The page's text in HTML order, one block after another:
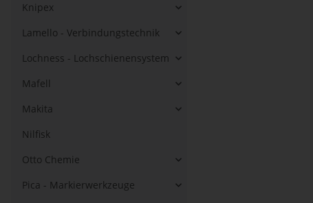
Knipex
Lamello - Verbindungstechnik
Lochness - Lochschienensystem
Mafell
Makita
Nilfisk
Otto Chemie
Pica - Markierwerkzeuge